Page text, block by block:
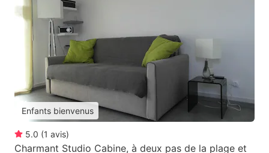
Enfants bienvenus
5.0 (1 avis)
Charmant Studio Cabine, à deux pas de la plage et